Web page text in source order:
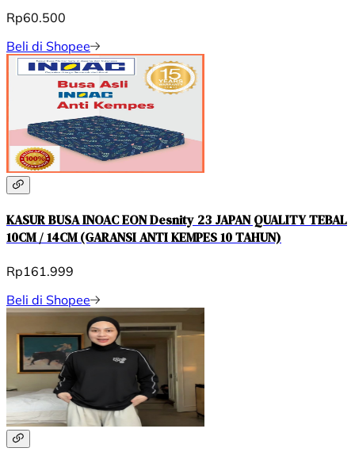
Rp60.500
Beli di Shopee
KASUR BUSA INOAC EON Desnity 23 JAPAN QUALITY TEBAL
10CM / 14CM (GARANSI ANTI KEMPES 10 TAHUN)
Rp161.999
Beli di Shopee